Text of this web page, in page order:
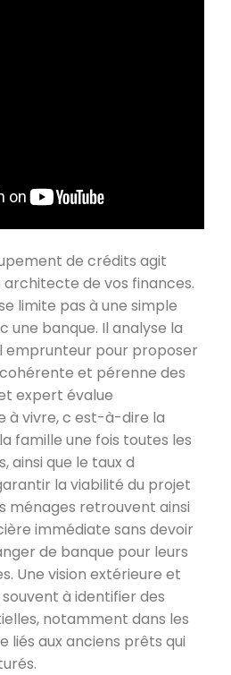
de crédits agit
de vos finances.
limite pas à une simple
une banque. Il analyse la
emprunteur pour proposer
et pérenne des
expert évalue
à vivre, c est-à-dire la
famille une fois toutes les
ainsi que le taux d
la viabilité du projet
ménages retrouvent ainsi
immédiate sans devoir
de banque pour leurs
Une vision extérieure et
à identifier des
notamment dans les
liés aux anciens prêts qui